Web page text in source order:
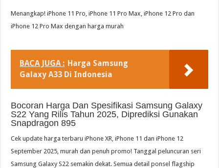
Menangkap! iPhone 11 Pro, iPhone 11 Pro Max, iPhone 12 Pro dan
iPhone 12 Pro Max dengan harga murah
BACA JUGA : Harga Samsung
Galaxy A33 Di Indonesia
Bocoran Harga Dan Spesifikasi Samsung Galaxy
S22 Yang Rilis Tahun 2025, Diprediksi Gunakan
Snapdragon 895
Cek update harga terbaru iPhone XR, iPhone 11 dan iPhone 12
September 2025, murah dan penuh promo! Tanggal peluncuran seri
Samsung Galaxy S22 semakin dekat. Semua detail ponsel flagship